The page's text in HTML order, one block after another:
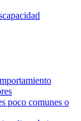
poco comunes o